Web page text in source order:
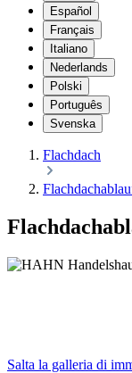
Español
Français
Italiano
Nederlands
Polski
Português
Svenska
Flachdach
Salta la galleria di